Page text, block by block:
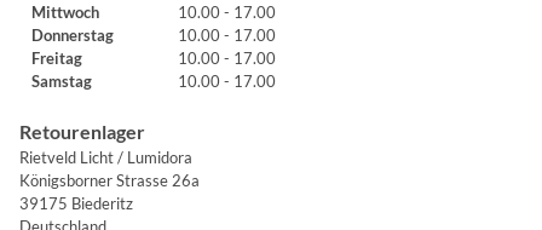
Mittwoch
10.00 - 17.00
Donnerstag
10.00 - 17.00
Freitag
10.00 - 17.00
Samstag
10.00 - 17.00
Retourenlager
Rietveld Licht / Lumidora
Königsborner Strasse 26a
39175 Biederitz
Deutschland